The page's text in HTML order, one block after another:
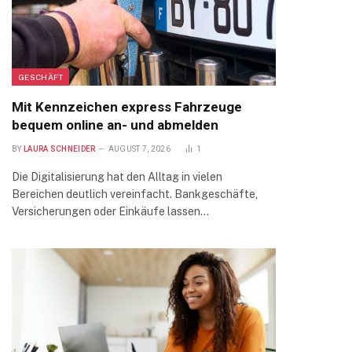
GESCHÄFT
Mit Kennzeichen express Fahrzeuge
bequem online an- und abmelden
BY LAURA SCHNEIDER AUGUST 7, 2026 1
Die Digitalisierung hat den Alltag in vielen
Bereichen deutlich vereinfacht. Bankgeschäfte,
Versicherungen oder Einkäufe lassen…